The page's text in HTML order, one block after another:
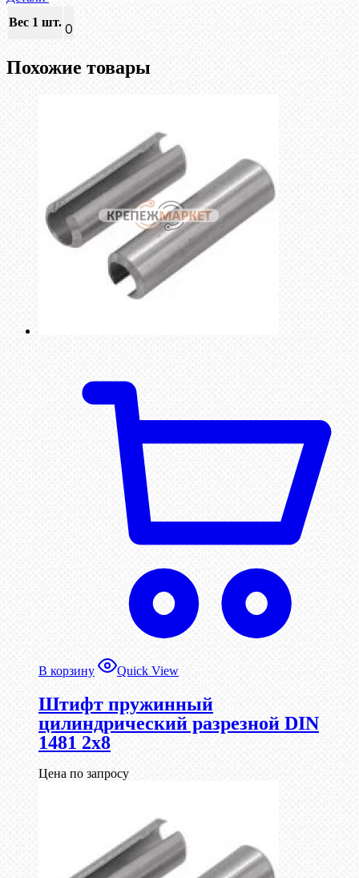
Вес 1 шт. 0
Похожие товары
В корзину Quick View
Штифт пружинный
цилиндрический разрезной DIN
1481 2х8
Цена по запросу